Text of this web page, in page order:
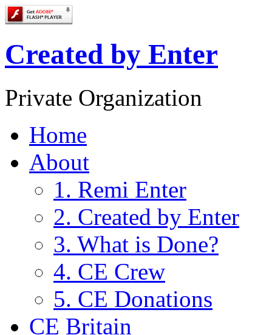
Created by Enter
Private Organization
Home
About
1. Remi Enter
2. Created by Enter
3. What is Done?
4. CE Crew
5. CE Donations
CE Britain